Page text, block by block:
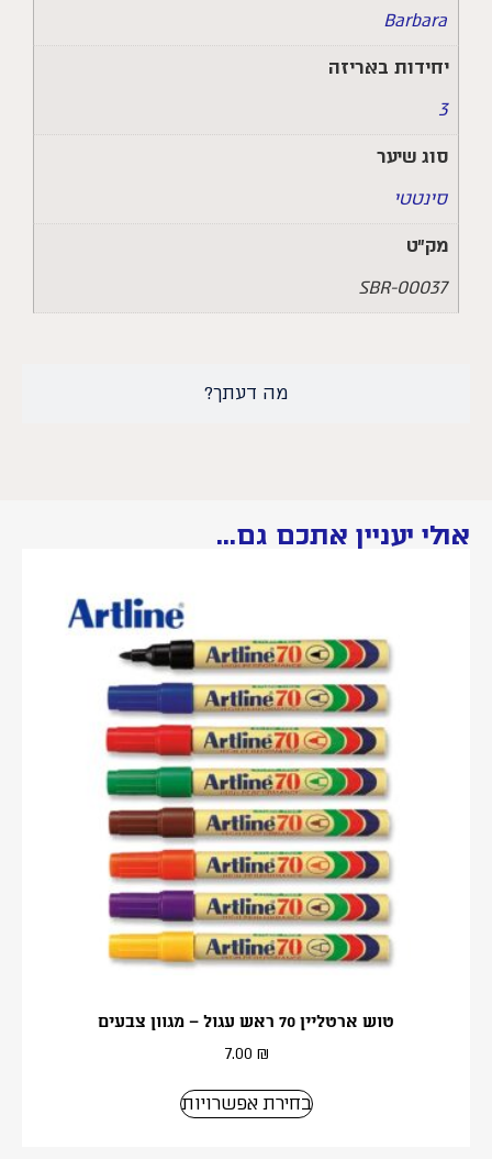
מה דעתך?
Barbara
יחידות באריזה
3
סוג שיער
סינטטי
מק״ט
SBR-00037
אולי יעניין אתכם גם...
טוש ארטליין 70 ראש עגול – מגוון צבעים
7.00 ₪
בחירת אפשרויות